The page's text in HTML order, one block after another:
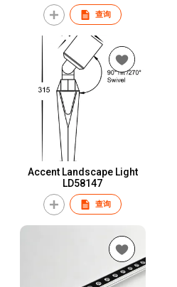
查询
Accent Landscape Light
LD58147
查询